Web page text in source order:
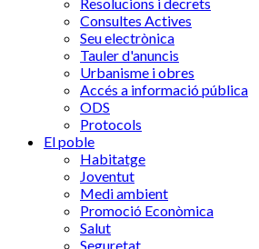
Consultes Actives
Seu electrònica
Tauler d'anuncis
Urbanisme i obres
Accés a informació pública
ODS
Protocols
El poble
Habitatge
Joventut
Medi ambient
Promoció Econòmica
Salut
Seguretat